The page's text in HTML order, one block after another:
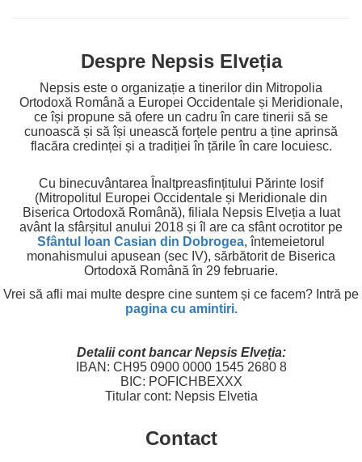
Despre Nepsis Elveția
Nepsis este o organizație a tinerilor din Mitropolia
Ortodoxă Română a Europei Occidentale și Meridionale,
ce își propune să ofere un cadru în care tinerii să se
cunoască și să își unească forțele pentru a ține aprinsă
flacăra credinței și a tradiției în țările în care locuiesc.
Cu binecuvântarea Înaltpreasfințitului Părinte Iosif
(Mitropolitul Europei Occidentale și Meridionale din
Biserica Ortodoxă Română), filiala Nepsis Elveția a luat
avânt la sfârșitul anului 2018 și îl are ca sfânt ocrotitor pe
Sfântul Ioan Casian din Dobrogea, întemeietorul
monahismului apusean (sec IV), sărbătorit de Biserica
Ortodoxă Română în 29 februarie.
Vrei să afli mai multe despre cine suntem și ce facem? Intră pe
pagina cu amintiri.
Detalii cont bancar Nepsis Elveția:
IBAN: CH95 0900 0000 1545 2680 8
BIC: POFICHBEXXX
Titular cont: Nepsis Elvetia
Contact